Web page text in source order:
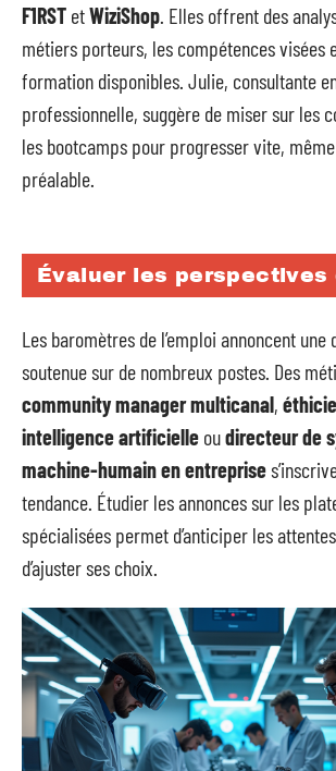
F1RST etWiziShop . Elles offrent des
métiers porteurs, les compétences visées
formation disponibles. Julie, consultante
professionnelle, suggère de miser sur les
les bootcamps pour progresser vite,
préalable.
Évaluer les perspectives
Les baromètres de l’emploi annoncent une
soutenue sur de nombreux postes. Des
community manager multicanal,
intelligence artificielle oudirecteur de
machine-humain en entreprise
tendance. Étudier les annonces sur les
spécialisées permet d’anticiper les
d’ajuster ses choix.